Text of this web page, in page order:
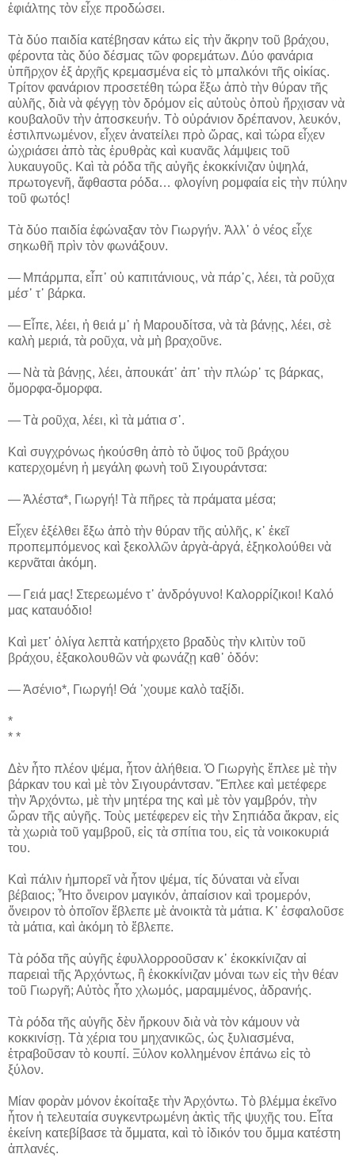
ἐφιάλτης τὸν εἶχε προδώσει.
Τὰ δύο παιδία κατέβησαν κάτω εἰς τὴν ἄκρην τοῦ βράχου,
φέροντα τὰς δύο δέσμας τῶν φορεμάτων. Δύο φανάρια
ὑπῆρχον ἐξ ἀρχῆς κρεμασμένα εἰς τὸ μπαλκόνι τῆς οἰκίας.
Τρίτον φανάριον προσετέθη τώρα ἔξω ἀπὸ τὴν θύραν τῆς
αὐλῆς, διὰ νὰ φέγγῃ τὸν δρόμον εἰς αὐτοὺς ὁποὺ ἤρχισαν νὰ
κουβαλοῦν τὴν ἀποσκευήν. Τὸ οὐράνιον δρέπανον, λευκόν,
ἐστιλπνωμένον, εἶχεν ἀνατείλει πρὸ ὥρας, καὶ τώρα εἶχεν
ὠχριάσει ἀπὸ τὰς ἐρυθρὰς καὶ κυανᾶς λάμψεις τοῦ
λυκαυγοῦς. Καὶ τὰ ρόδα τῆς αὐγῆς ἐκοκκίνιζαν ὑψηλά,
πρωτογενῆ, ἄφθαστα ρόδα… φλογίνη ρομφαία εἰς τὴν πύλην
τοῦ φωτός!
Τὰ δύο παιδία ἐφώναξαν τὸν Γιωργήν. Ἀλλ᾽ ὁ νέος εἶχε
σηκωθῆ πρὶν τὸν φωνάξουν.
― Μπάρμπα, εἶπ᾽ οὑ καπιτάνιους, νὰ πάρ᾽ς, λέει, τὰ ροῦχα
μέσ᾽ τ᾽ βάρκα.
― Εἶπε, λέει, ἡ θειά μ᾽ ἡ Μαρουδίτσα, νὰ τὰ βάνῃς, λέει, σὲ
καλὴ μεριά, τὰ ροῦχα, νὰ μὴ βραχοῦνε.
― Νὰ τὰ βάνῃς, λέει, ἀπουκάτ᾽ ἀπ᾽ τὴν πλώρ᾽ τς βάρκας,
ὄμορφα-ὄμορφα.
― Τὰ ροῦχα, λέει, κὶ τὰ μάτια σ᾽.
Καὶ συγχρόνως ἠκούσθη ἀπὸ τὸ ὕψος τοῦ βράχου
κατερχομένη ἡ μεγάλη φωνὴ τοῦ Σιγουράντσα:
― Ἀλέστα*, Γιωργή! Τὰ πῆρες τὰ πράματα μέσα;
Εἶχεν ἐξέλθει ἔξω ἀπὸ τὴν θύραν τῆς αὐλῆς, κ᾽ ἐκεῖ
προπεμπόμενος καὶ ξεκολλῶν ἀργὰ-ἀργά, ἐξηκολούθει νὰ
κερνᾶται ἀκόμη.
― Γειά μας! Στερεωμένο τ᾽ ἀνδρόγυνο! Καλορρίζικοι! Καλό
μας καταυόδιο!
Καὶ μετ᾽ ὀλίγα λεπτὰ κατήρχετο βραδὺς τὴν κλιτὺν τοῦ
βράχου, ἐξακολουθῶν νὰ φωνάζῃ καθ᾽ ὁδόν:
― Ἀσένιο*, Γιωργή! Θά ᾽χουμε καλὸ ταξίδι.
*
* *
Δὲν ἦτο πλέον ψέμα, ἦτον ἀλήθεια. Ὁ Γιωργὴς ἔπλεε μὲ τὴν
βάρκαν του καὶ μὲ τὸν Σιγουράντσαν. Ἔπλεε καὶ μετέφερε
τὴν Ἀρχόντω, μὲ τὴν μητέρα της καὶ μὲ τὸν γαμβρόν, τὴν
ὥραν τῆς αὐγῆς. Τοὺς μετέφερεν εἰς τὴν Σηπιάδα ἄκραν, εἰς
τὰ χωριὰ τοῦ γαμβροῦ, εἰς τὰ σπίτια του, εἰς τὰ νοικοκυριά
του.
Καὶ πάλιν ἠμπορεῖ νὰ ἦτον ψέμα, τίς δύναται νὰ εἶναι
βέβαιος; Ἦτο ὄνειρον μαγικόν, ἀπαίσιον καὶ τρομερόν,
ὄνειρον τὸ ὁποῖον ἔβλεπε μὲ ἀνοικτὰ τὰ μάτια. Κ᾽ ἐσφαλοῦσε
τὰ μάτια, καὶ ἀκόμη τὸ ἔβλεπε.
Τὰ ρόδα τῆς αὐγῆς ἐφυλλορροοῦσαν κ᾽ ἐκοκκίνιζαν αἱ
παρειαὶ τῆς Ἀρχόντως, ἢ ἐκοκκίνιζαν μόναι των εἰς τὴν θέαν
τοῦ Γιωργῆ; Αὐτὸς ἦτο χλωμός, μαραμμένος, ἀδρανής.
Τὰ ρόδα τῆς αὐγῆς δὲν ἤρκουν διὰ νὰ τὸν κάμουν νὰ
κοκκινίσῃ. Τὰ χέρια του μηχανικῶς, ὡς ξυλιασμένα,
ἐτραβοῦσαν τὸ κουπί. Ξύλον κολλημένον ἐπάνω εἰς τὸ
ξύλον.
Μίαν φορὰν μόνον ἐκοίταξε τὴν Ἀρχόντω. Τὸ βλέμμα ἐκεῖνο
ἦτον ἡ τελευταία συγκεντρωμένη ἀκτὶς τῆς ψυχῆς του. Εἶτα
ἐκείνη κατεβίβασε τὰ ὄμματα, καὶ τὸ ἰδικόν του ὄμμα κατέστη
ἀπλανές.